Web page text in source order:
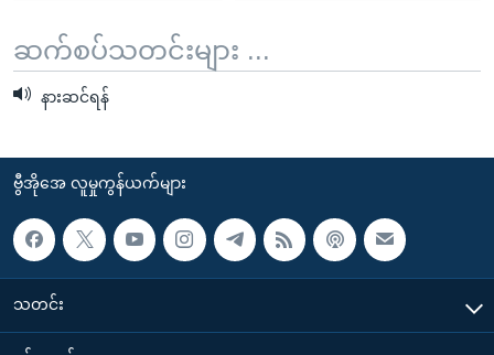
ရန်
ရှာဖွေ
ရန်
ကျော်
ရန်
ဘာသာစကားများ
ဆက်စပ်သတင်းများ ...
နားဆင်ရန်
ဗွီအိုအေ လူမှုကွန်ယက်များ
သတင်း